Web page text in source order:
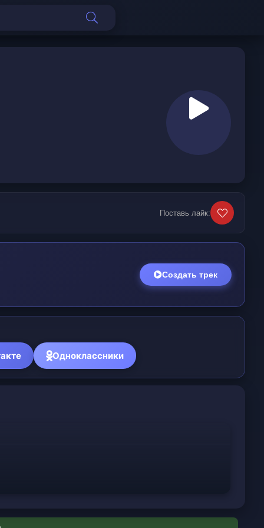
Поставь лайк:
Создать трек
Одноклассники